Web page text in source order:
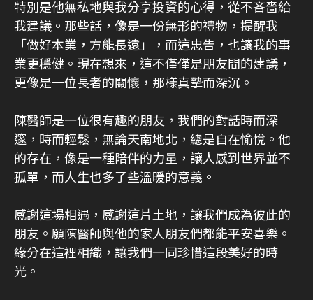
特別是他無私地與我分享投資的心得，從不吝嗇給
我建議。那些話，像是一份無形的禮物，提醒我
「做好本業，方能長遠」，而這忠告，也讓我的事
業更穩健。現在想來，這不僅僅是朋友間的建議，
更像是一位長者的關懷，那樣真摯而深沉。
陳醫師是一位很有趣的朋友，我們的對話時而深
邃，時而輕鬆，無論天南地北，總是自在愉悅。他
的存在，像是一種陪伴的力量，讓人感到世界並不
孤單，而人生也多了些溫暖的意義。
感謝這場相遇，感謝這片土地，讓我們成為彼此的
朋友。願陳醫師與他的家人朋友們都能平安喜樂。
緣分在這裡相織，讓我們一同珍惜這段美好的時
光。